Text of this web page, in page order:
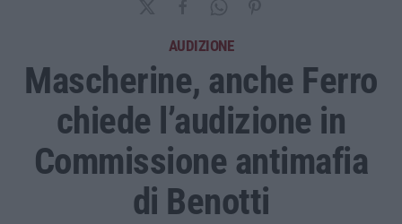
AUDIZIONE
Mascherine, anche Ferro
chiede l’audizione in
Commissione antimafia
di Benotti